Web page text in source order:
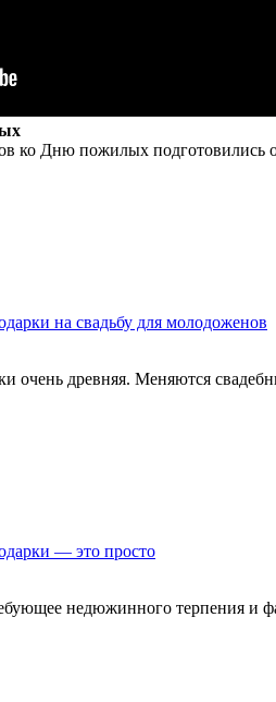
ко Дню пожилых
на свадьбу для молодоженов
очень древняя. Меняются
— это просто
недюжинного терпения и